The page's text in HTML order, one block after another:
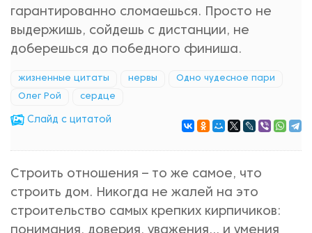
гарантированно сломаешься. Просто не
выдержишь, сойдешь с дистанции, не
доберешься до победного финиша.
жизненные цитаты нервы Одно чудесное пари
Олег Рой сердце
Cлайд с цитатой
Строить отношения – то же самое, что
строить дом. Никогда не жалей на это
строительство самых крепких кирпичиков:
понимания, доверия, уважения… и умения